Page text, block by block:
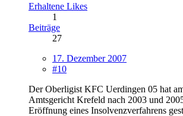
Erhaltene Likes
1
Beiträge
27
17. Dezember 2007
#10
Der Oberligist KFC Uerdingen 05 hat
Amtsgericht Krefeld nach 2003 und
Eröffnung eines Insolvenzverfahrens